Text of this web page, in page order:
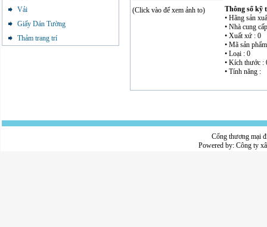
Vải
Giấy Dán Tường
Thảm trang trí
(Click vào để xem ảnh to)
Thông số kỹ
• Hãng sản
• Nhà cung
• Xuất xứ : 0
• Mã sản
• Loại : 0
• Kích thước :
• Tính năng :
Cổng thương mại
Powered by: Công ty